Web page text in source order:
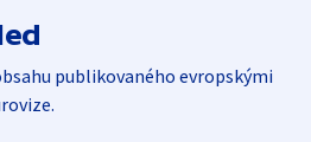
publikovaného evropskými